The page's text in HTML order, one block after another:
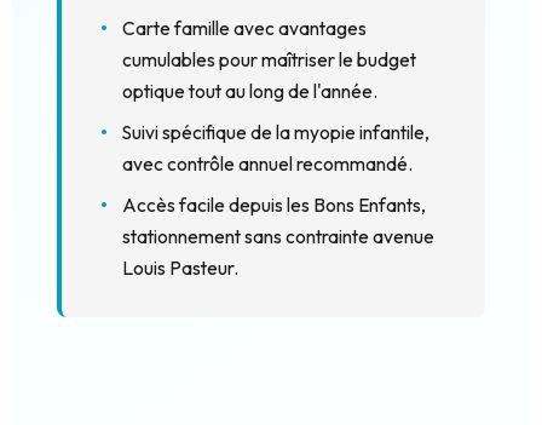
Carte famille avec avantages
cumulables pour maîtriser le budget
optique tout au long de l'année.
Suivi spécifique de la myopie infantile,
avec contrôle annuel recommandé.
Accès facile depuis les Bons Enfants,
stationnement sans contrainte avenue
Louis Pasteur.